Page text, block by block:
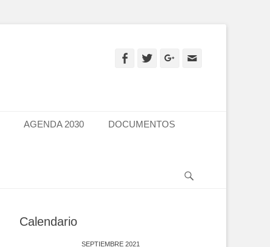
FacebookTwitterGoogleplus
AGENDA 2030 DOCUMENTOS
Calendario
SEPTIEMBRE 2021